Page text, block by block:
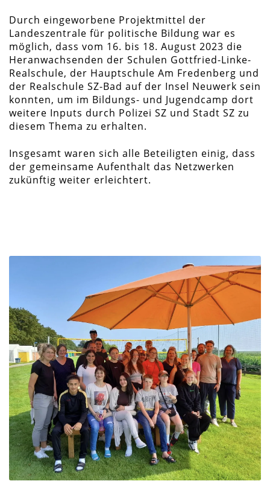
Durch eingeworbene Projektmittel der
Landeszentrale für politische Bildung war es
möglich, dass vom 16. bis 18. August 2023 die
Heranwachsenden der Schulen Gottfried-Linke-
Realschule, der Hauptschule Am Fredenberg und
der Realschule SZ-Bad auf der Insel Neuwerk sein
konnten, um im Bildungs- und Jugendcamp dort
weitere Inputs durch Polizei SZ und Stadt SZ zu
diesem Thema zu erhalten.
Insgesamt waren sich alle Beteiligten einig, dass
der gemeinsame Aufenthalt das Netzwerken
zukünftig weiter erleichtert.